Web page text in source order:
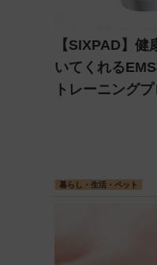
【SIXPAD】
いてくれる
トレーニング
暮らし・生活・ペット